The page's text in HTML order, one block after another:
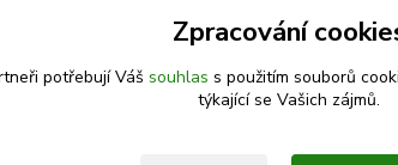
Můžete se kdykoli odhlásit. Zasíláme
Zpracování
potřebují Váš souhlas s použitím souborů
týkající se Vašich zájmů.